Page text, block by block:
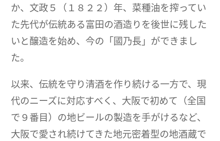
か、文政５（１８２２）年、菜種油を搾ってい
た先代が伝統ある富田の酒造りを後世に残した
いと醸造を始め、今の「國乃長」ができまし
た。
以来、伝統を守り清酒を作り続ける一方で、現
代のニーズに対応すべく、大阪で初めて（全国
で９番目）の地ビールの製造を手がけるなど、
大阪で愛され続けてきた地元密着型の地酒蔵で